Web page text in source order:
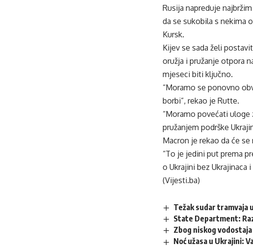
Rusija napreduje
da se sukobila s nekima
Kursk.
Kijev se sada želi
oružja i pružanje otpora
mjeseci biti ključno.
“Moramo se ponovno
borbi”, rekao je Rutte.
“Moramo povećati
pružanjem podrške
Macron je rekao da će
“To je jedini put prema
o Ukrajini bez Ukrajinaca
(Vijesti.ba)
Težak sudar tramvaja
State Department:
Zbog niskog
Noć užasa u Ukrajini: